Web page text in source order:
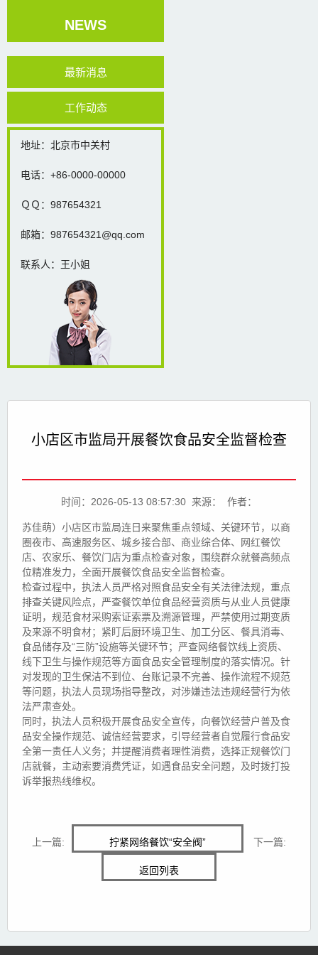
NEWS
最新消息
工作动态
地址：北京市中关村
电话：+86-0000-00000
ＱＱ：987654321
邮箱：987654321@qq.com
联系人：王小姐
小店区市监局开展餐饮食品安全监督检查
时间：2026-05-13 08:57:30 来源： 作者：
苏佳萌）小店区市监局连日来聚焦重点领域、关键环节，以商
圈夜市、高速服务区、城乡接合部、商业综合体、网红餐饮
店、农家乐、餐饮门店为重点检查对象，围绕群众就餐高频点
位精准发力，全面开展餐饮食品安全监督检查。
检查过程中，执法人员严格对照食品安全有关法律法规，重点
排查关键风险点，严查餐饮单位食品经营资质与从业人员健康
证明，规范食材采购索证索票及溯源管理，严禁使用过期变质
及来源不明食材；紧盯后厨环境卫生、加工分区、餐具消毒、
食品储存及“三防”设施等关键环节；严查网络餐饮线上资质、
线下卫生与操作规范等方面食品安全管理制度的落实情况。针
对发现的卫生保洁不到位、台账记录不完善、操作流程不规范
等问题，执法人员现场指导整改，对涉嫌违法违规经营行为依
法严肃查处。
同时，执法人员积极开展食品安全宣传，向餐饮经营户普及食
品安全操作规范、诚信经营要求，引导经营者自觉履行食品安
全第一责任人义务；并提醒消费者理性消费，选择正规餐饮门
店就餐，主动索要消费凭证，如遇食品安全问题，及时拨打投
诉举报热线维权。
上一篇: 拧紧网络餐饮“安全阀” 下一篇:
返回列表